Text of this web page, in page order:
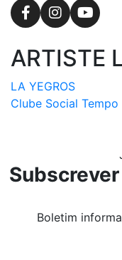
Facebook
Instagram
ARTISTE
LA YEGROS
Clube Social Tempo
Boletim